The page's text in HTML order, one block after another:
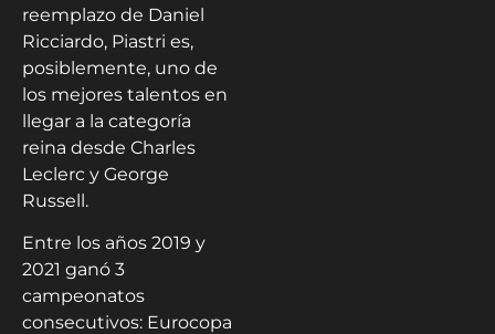
reemplazo de Daniel
Ricciardo, Piastri es,
posiblemente, uno de
los mejores talentos en
llegar a la categoría
reina desde Charles
Leclerc y George
Russell.
Entre los años 2019 y
2021 ganó 3
campeonatos
consecutivos: Eurocopa